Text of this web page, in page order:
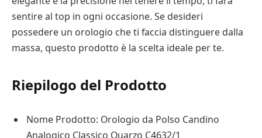
sentire al top in ogni occasione. Se desideri
possedere un orologio che ti faccia distinguere dalla
massa, questo prodotto è la scelta ideale per te.
Riepilogo del Prodotto
Nome Prodotto: Orologio da Polso Candino
Analogico Classico Quarzo C4632/1